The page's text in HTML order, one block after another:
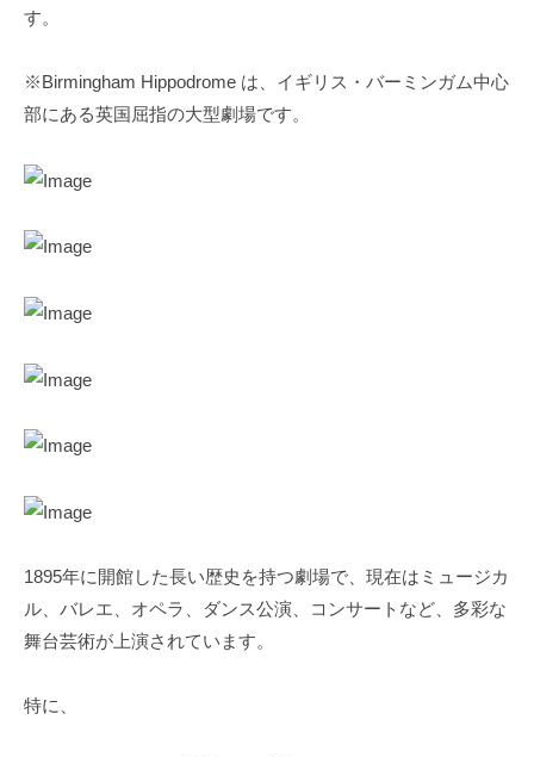
す。
※Birmingham Hippodrome は、イギリス・バーミンガム中心
部にある英国屈指の大型劇場です。
1895年に開館した長い歴史を持つ劇場で、現在はミュージカ
ル、バレエ、オペラ、ダンス公演、コンサートなど、多彩な
舞台芸術が上演されています。
特に、